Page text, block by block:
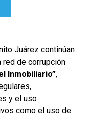
Juárez continúan
red de corrupción
Inmobiliario”,
y el uso
como el uso de